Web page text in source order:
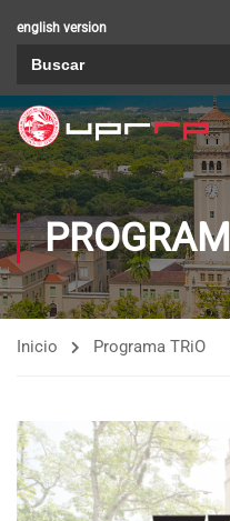
english version
Inicio Programa TRiO